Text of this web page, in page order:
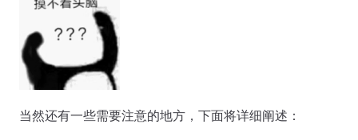
当然还有一些需要注意的地方，下面将详细阐述：